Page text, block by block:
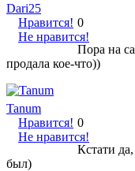
Dari25
Нравится!
Не нравится!
0
Пора на
продала кое-что))
Tanum
Нравится!
Не нравится!
0
Кстати
был)